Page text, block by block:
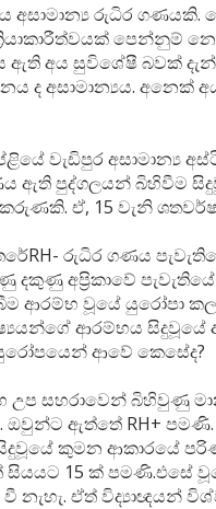
අසාමාන්‍ය රුධිර
පෙන්නුම්
අය සුවිශේෂී බවක්
ද අසාමාන්‍යය. අනෙක්
වැඩිපුර අසාමාන්‍ය
ඇති පුද්ගලයන් බිහිවීම
ඒ, 15 වැනි
රුධිර ගණය
අප්‍රිකාවේ පැවැතියේ
ආරම්භ වූයේ යුරෝපා
ආරම්භය සිදුවූයේ
ආවේ කෙසේද?
උප සහරාවෙන් බිහිවුණු
ඇත්තේ RH+
කුමන ආකාරයේ
15 ක් පමණි.එසේ
නැහැ. ඒත් විද්‍යාඥයන්